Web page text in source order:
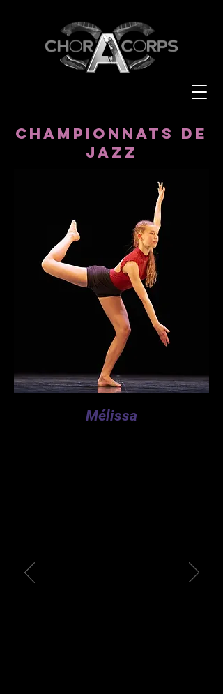
CHAMPIONNATS DE
JAZZ
Mélissa